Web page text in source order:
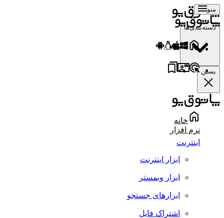
منو
دسته‌بندی‌ها
بستن
خانه
نرم افزار
اینترنت
ابزار اینترنت
ابزار وبمستر
ابزارهای جستجو
اشتراک فایل